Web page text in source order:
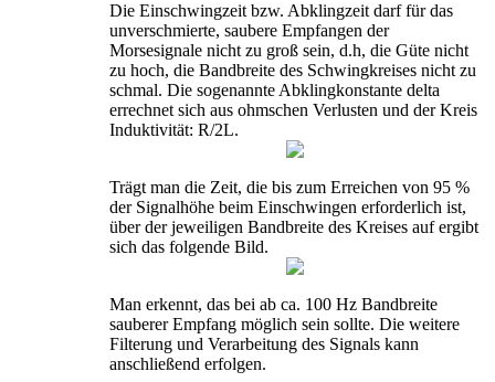
Die Einschwingzeit bzw. Abklingzeit darf für das
unverschmierte, saubere Empfangen der
Morsesignale nicht zu groß sein, d.h, die Güte nicht
zu hoch, die Bandbreite des Schwingkreises nicht zu
schmal. Die sogenannte Abklingkonstante delta
errechnet sich aus ohmschen Verlusten und der Kreis
Induktivität: R/2L.
Trägt man die Zeit, die bis zum Erreichen von 95 %
der Signalhöhe beim Einschwingen erforderlich ist,
über der jeweiligen Bandbreite des Kreises auf ergibt
sich das folgende Bild.
Man erkennt, das bei ab ca. 100 Hz Bandbreite
sauberer Empfang möglich sein sollte. Die weitere
Filterung und Verarbeitung des Signals kann
anschließend erfolgen.